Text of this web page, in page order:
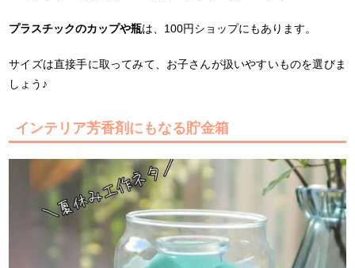
プラスチックのカップや瓶は、100円ショップにもあります。
サイズは直接手に取ってみて、お子さんが扱いやすいものを選びま
しょう♪
インテリア芳香剤にもなる貯金箱